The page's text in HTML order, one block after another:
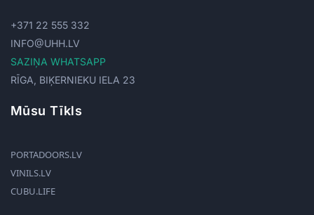
+371 22 555 332
INFO@UHH.LV
SAZIŅA WHATSAPP
RĪGA, BIĶERNIEKU IELA 23
Mūsu Tīkls
PORTADOORS.LV
VINILS.LV
CUBU.LIFE